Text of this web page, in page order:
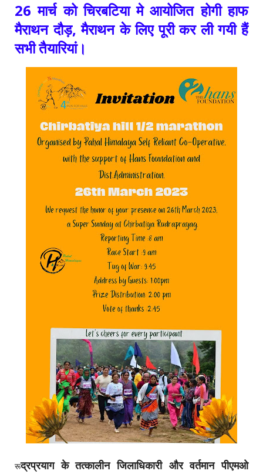
26 मार्च को चिरबटिया मे आयोजित होगी हाफ
मैराथन दौड़, मैराथन के लिए पूरी कर ली गयी हैं
सभी तैयारियां।
रूद्रप्रयाग के तत्कालीन जिलाधिकारी और वर्तमान पीएमओ